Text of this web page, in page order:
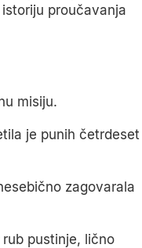
proučavanja
misiju.
je punih četrdeset
zagovarala
pustinje, lično